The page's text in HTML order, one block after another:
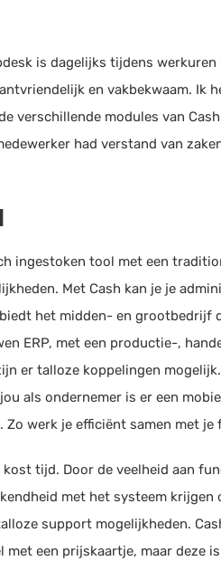
is dagelijks tijdens werkuren
en vakbekwaam. Ik
verschillende modules van
had verstand van
ingestoken tool met een
Met Cash kan je je
het midden- en grootbedrijf
ERP, met een productie-,
er talloze koppelingen
als ondernemer is er een
werk je efficiënt samen met je
tijd. Door de veelheid aan
met het systeem krijgen
support mogelijkheden.
een prijskaartje, maar deze